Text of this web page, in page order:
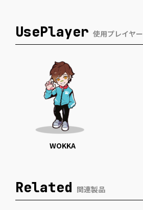
UsePlayer 使用プレイヤー
WOKKA
Related 関連製品